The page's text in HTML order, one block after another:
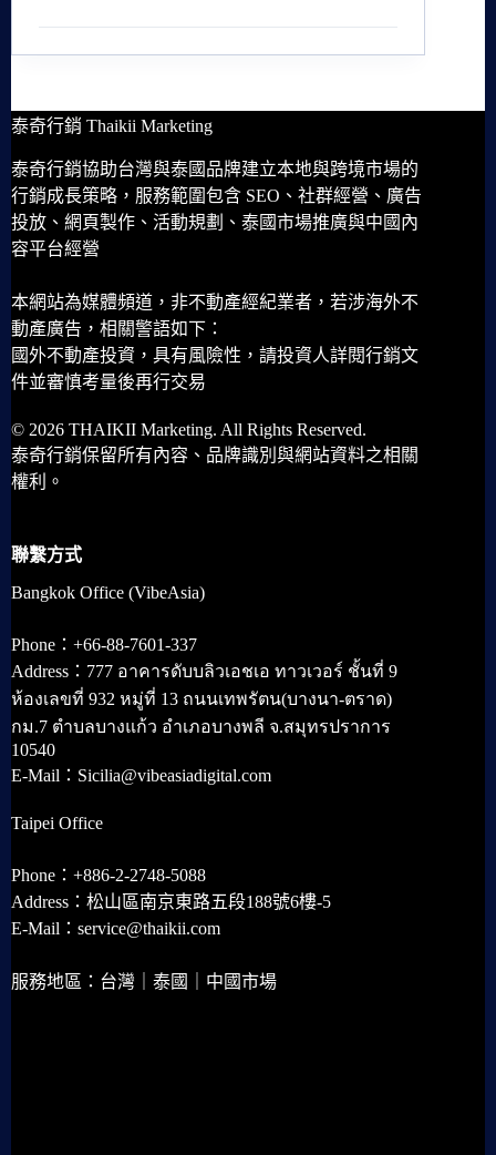
泰奇行銷 Thaikii Marketing
泰奇行銷協助台灣與泰國品牌建立本地與跨境市場的
行銷成長策略，服務範圍包含 SEO、社群經營、廣告
投放、網頁製作、活動規劃、泰國市場推廣與中國內
容平台經營
本網站為媒體頻道，非不動產經紀業者，若涉海外不
動產廣告，相關警語如下：
國外不動產投資，具有風險性，請投資人詳閱行銷文
件並審慎考量後再行交易
© 2026 THAIKII Marketing. All Rights Reserved.
泰奇行銷保留所有內容、品牌識別與網站資料之相關
權利。
聯繫方式
Bangkok Office (VibeAsia)
Phone：+66-88-7601-337
Address：777 อาคารดับบลิวเอชเอ ทาวเวอร์ ชั้นที่ 9
ห้องเลขที่ 932 หมู่ที่ 13 ถนนเทพรัตน(บางนา-ตราด)
กม.7 ตำบลบางแก้ว อำเภอบางพลี จ.สมุทรปราการ
10540
E-Mail：Sicilia@vibeasiadigital.com
Taipei Office
Phone：+886-2-2748-5088
Address：松山區南京東路五段188號6樓-5
E-Mail：service@thaikii.com
服務地區：台灣｜泰國｜中國市場